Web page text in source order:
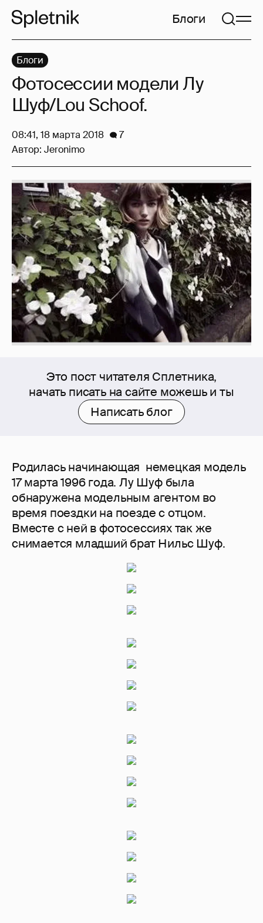
Блоги
Это пост читателя Сплетника,
начать писать на сайте можешь и ты
Написать блог
Родилась начинающая немецкая модель
17 марта 1996 года. Лу Шуф была
обнаружена модельным агентом во
время поездки на поезде с отцом.
Вместе с ней в фотосессиях так же
снимается младший брат Нильс Шуф.
Блоги
Фотосессии модели Лу
Шуф/Lou Schoof.
08:41, 18 марта 2018
7
Автор: Jeronimo